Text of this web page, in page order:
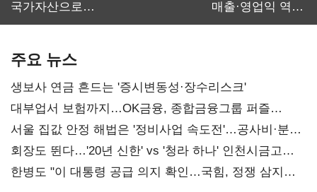
국가자산으로…'
매출·영업익 역대
주요 뉴스
생보사 연금 흔드는 '증시변동성·장수리스크'
대부업서 보험까지…OK금융, 종합금융그룹 퍼즐
맞춘다
서울 집값 안정 해법은 '정비사업 속도전'…공사비·분쟁
해소도 과제
회장도 뛴다…'20년 신한' vs '청라 하나' 인천시금고
정면승부
한병도 "이 대통령 공급 의지 확인…국힘, 정쟁 삼지